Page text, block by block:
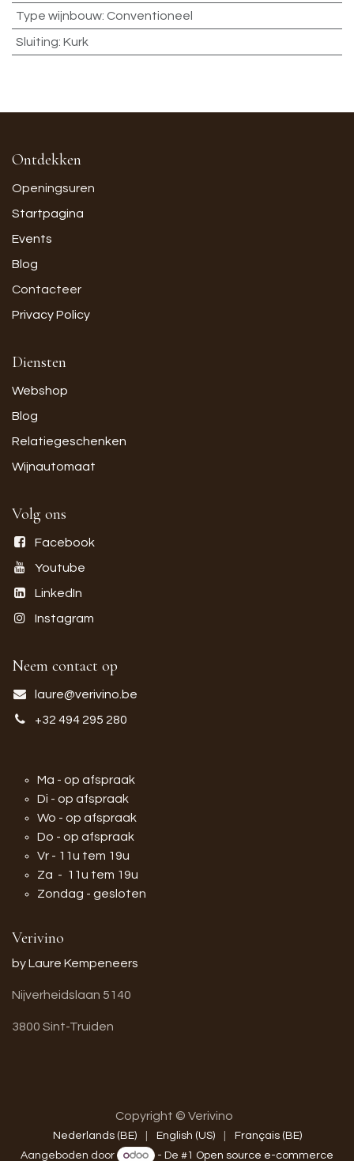
Type wijnbouw: Conventioneel
Sluiting: Kurk
Ontdekken
Openingsuren
Startpagina
Events
Blog
Contacteer
Privacy Policy
Diensten
Webshop
Blog
Relatiegeschenken
Wijnautomaat
Volg ons
Facebook
Youtube
LinkedIn
Instagram
Neem contact op
laure@verivino.be
+32 494 295 280
Ma - op afspraak
Di - op afspraak
Wo - op afspraak
Do - op afspraak
Vr - 11u tem 19u
Za - 11u tem 19u
Zondag - gesloten
Verivino
by Laure Kempeneers
Nijverheidslaan 5140
3800 Sint-Truiden
Copyright © Verivino
Nederlands (BE) English (US)
Français (BE)
Aangeboden door
- De #1 Open source e-commerce